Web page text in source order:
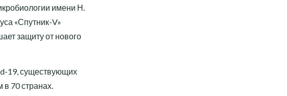
имени Н.
«Спутник-V»
защиту от нового
19, существующих
70 странах.